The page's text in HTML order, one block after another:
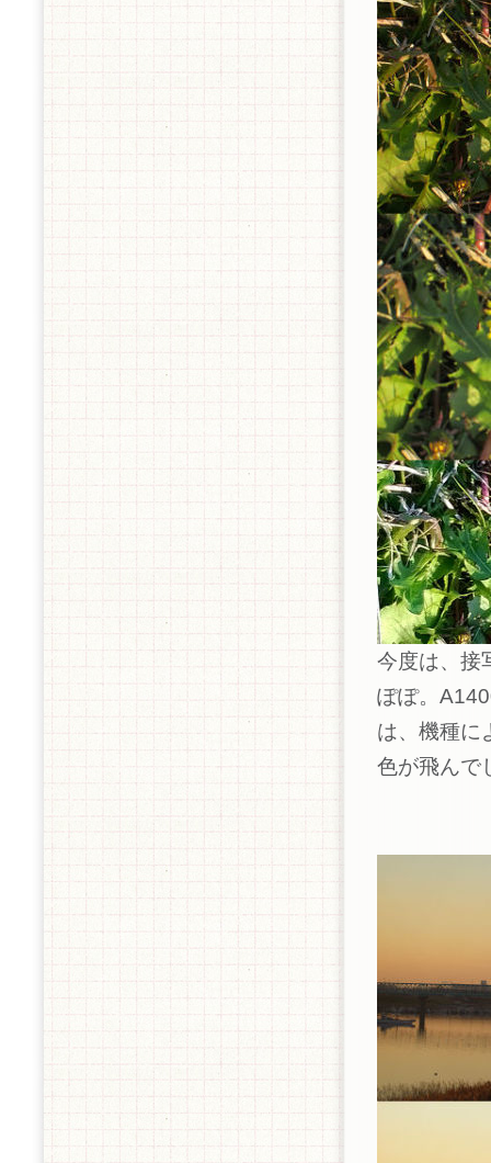
今度は、接
ぽぽ。
は、機種に
色が飛んで